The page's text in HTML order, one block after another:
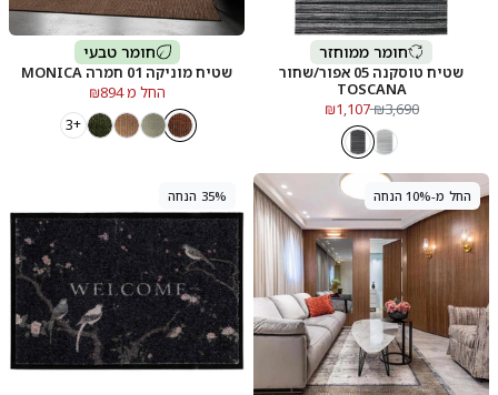
חומר ממוחזר
שטיח טוסקנה 05 אפור/שחור
TOSCANA
₪3,690
₪1,107
חומר טבעי
שטיח מוניקה 01 חמרה MONICA
החל מ ₪894
+3
החל מ-10% הנחה 35% הנחה